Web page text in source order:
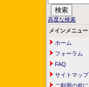
高度な検索
メインメニュー
ホーム
フォーラム
FAQ
サイトマップ
ご利用の前に